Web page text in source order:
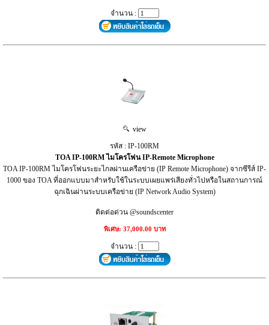
จำนวน :
view
รหัส : IP-100RM
TOA IP-100RM ไมโครโฟน IP-Remote Microphone
TOA IP-100RM ไมโครโฟนระยะไกลผ่านเครือข่าย (IP Remote Microphone) จากซีรีส์ IP-
1000 ของ TOA ที่ออกแบบมาสำหรับใช้ในระบบเผยแพร่เสียงทั่วไปหรือในสถานการณ์
ฉุกเฉินผ่านระบบเครือข่าย (IP Network Audio System)
ติดต่อด่วน @soundscenter
พิเศษ: 37,000.00 บาท
จำนวน :